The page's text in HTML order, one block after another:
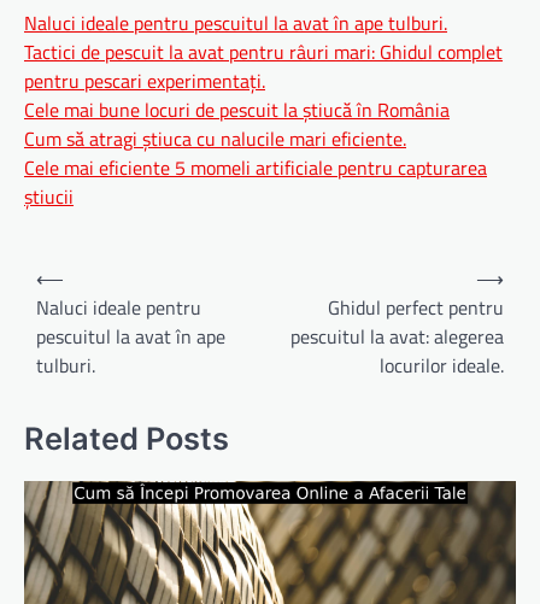
Naluci ideale pentru pescuitul la avat în ape tulburi.
Tactici de pescuit la avat pentru râuri mari: Ghidul complet
pentru pescari experimentați.
Cele mai bune locuri de pescuit la știucă în România
Cum să atragi știuca cu nalucile mari eficiente.
Cele mai eficiente 5 momeli artificiale pentru capturarea
știucii
Navigare
în
articole
⟵
Naluci ideale pentru
pescuitul la avat în ape
tulburi.
Ghidul perfect pentru
pescuitul la avat: alegerea
locurilor ideale.
⟶
Related Posts